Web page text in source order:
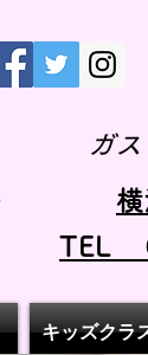
ガ
TEL
キッズクラ